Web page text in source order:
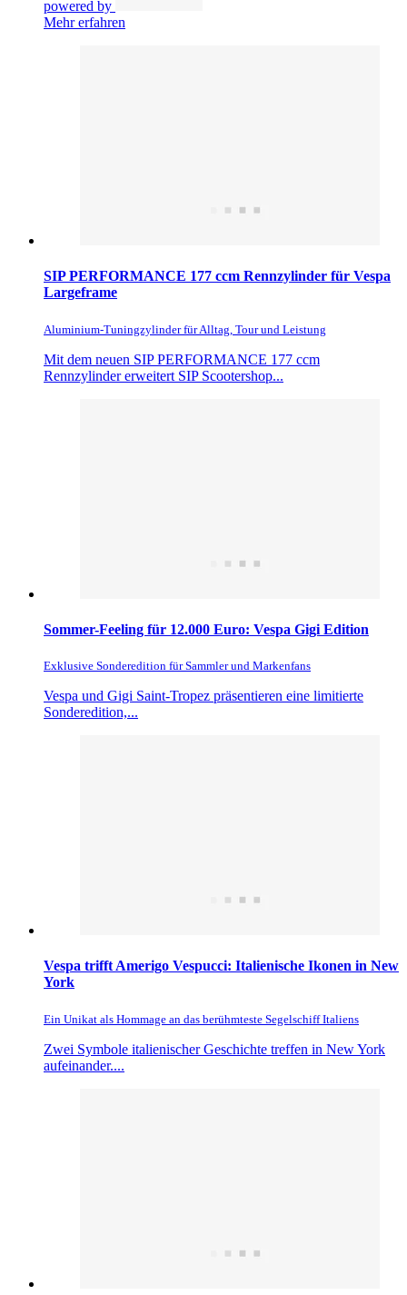
powered by
Mehr erfahren
SIP PERFORMANCE 177 ccm Rennzylinder für Vespa
Largeframe
Aluminium-Tuningzylinder für Alltag, Tour und Leistung
Mit dem neuen SIP PERFORMANCE 177 ccm
Rennzylinder erweitert SIP Scootershop...
Sommer-Feeling für 12.000 Euro: Vespa Gigi Edition
Exklusive Sonderedition für Sammler und Markenfans
Vespa und Gigi Saint-Tropez präsentieren eine limitierte
Sonderedition,...
Vespa trifft Amerigo Vespucci: Italienische Ikonen in New
York
Ein Unikat als Hommage an das berühmteste Segelschiff Italiens
Zwei Symbole italienischer Geschichte treffen in New York
aufeinander....